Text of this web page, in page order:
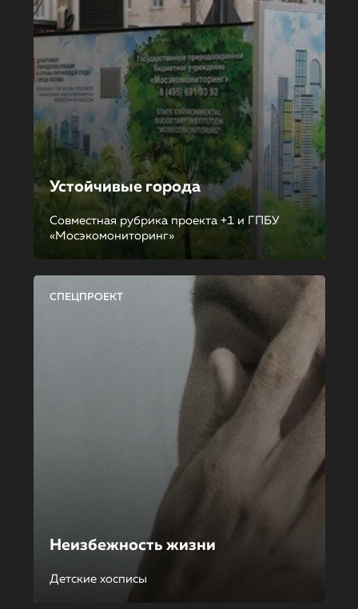
Устойчивые города
Совместная рубрика проекта +1 и ГПБУ
«Мосэкомониторинг»
СПЕЦПРОЕКТ
Неизбежность жизни
Детские хосписы